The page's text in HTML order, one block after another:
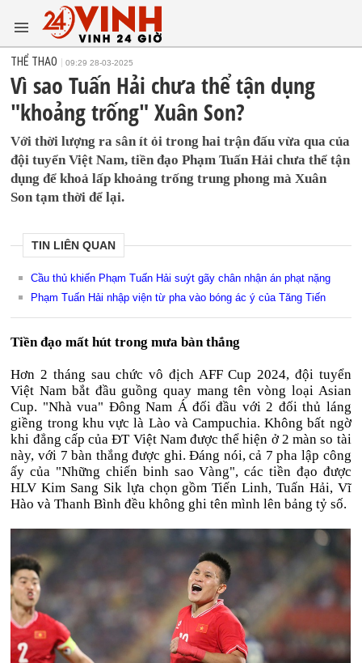
THỂ THAO 09:29 28-03-2025
Vì sao Tuấn Hải chưa thể tận dụng
"khoảng trống" Xuân Son?
Với thời lượng ra sân ít ỏi trong hai trận đấu vừa qua của
đội tuyển Việt Nam, tiền đạo Phạm Tuấn Hải chưa thể tận
dụng để khoả lấp khoảng trống trung phong mà Xuân
Son tạm thời để lại.
TIN LIÊN QUAN
Cầu thủ khiến Phạm Tuấn Hải suýt gãy chân nhận án phạt nặng
Phạm Tuấn Hải nhập viện từ pha vào bóng ác ý của Tăng Tiến
Tiền đạo mất hút trong mưa bàn thắng
Hơn 2 tháng sau chức vô địch AFF Cup 2024, đội tuyển
Việt Nam bắt đầu guồng quay mang tên vòng loại Asian
Cup. "Nhà vua" Đông Nam Á đối đầu với 2 đối thủ láng
giềng trong khu vực là Lào và Campuchia. Không bất ngờ
khi đẳng cấp của ĐT Việt Nam được thể hiện ở 2 màn so tài
này, với 7 bàn thắng được ghi. Đáng nói, cả 7 pha lập công
ấy của "Những chiến binh sao Vàng", các tiền đạo được
HLV Kim Sang Sik lựa chọn gồm Tiến Linh, Tuấn Hải, Vĩ
Hào và Thanh Bình đều không ghi tên mình lên bảng tỷ số.